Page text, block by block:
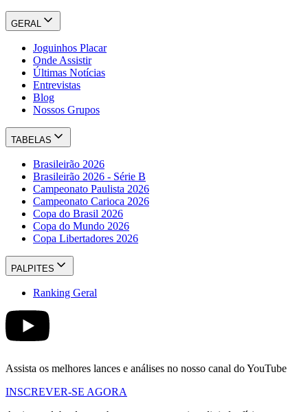
GERAL
Joguinhos Placar
Onde Assistir
Últimas Notícias
Entrevistas
Blog
Nossos Grupos
TABELAS
Brasileirão 2026
Brasileirão 2026 - Série B
Campeonato Paulista 2026
Campeonato Carioca 2026
Copa do Brasil 2026
Copa do Mundo 2026
Copa Libertadores 2026
PALPITES
Ranking Geral
Assista os melhores lances e análises no nosso canal do YouTube
INSCREVER-SE AGORA